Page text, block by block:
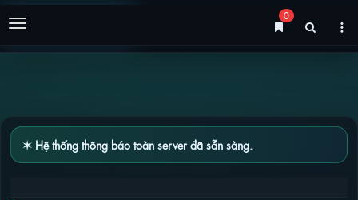
Menu
0
✶ Hệ thống thông báo toàn server đã sẵn sàng.